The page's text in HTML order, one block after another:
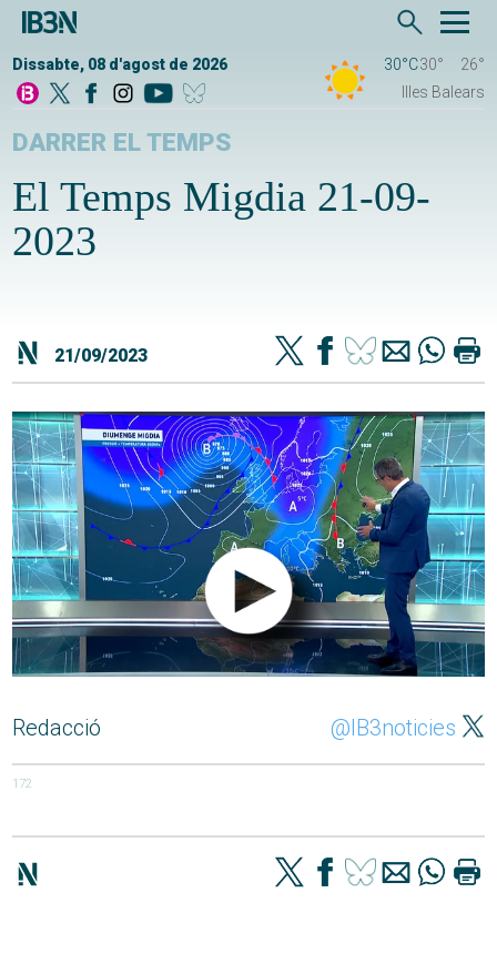
Dissabte, 08 d'agost de 2026 30°C30°
26°
Illes Balears
DARRER EL TEMPS
El Temps Migdia 21-09-
2023
21/09/2023
Redacció @IB3noticies
172